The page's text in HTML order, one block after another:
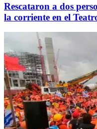
Rescataron a dos
la corriente en el